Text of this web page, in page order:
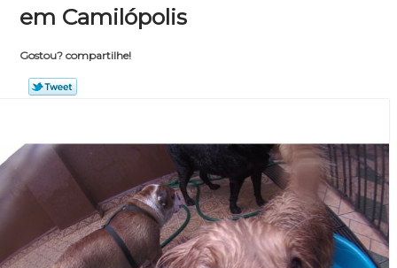
em Camilópolis
Gostou? compartilhe!